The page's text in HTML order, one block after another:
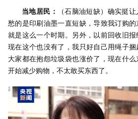
当地居民：
（石脑油短缺）确实挺
愁的是印刷油墨一直短缺，导致我订购
就是这么一个时期。另外，以前回收旧报
现在这个也没有了，我只好自己用绳子捆
大家都在抱怨垃圾袋也涨价了，现在什
开始减少购物，不太敢买东西了。